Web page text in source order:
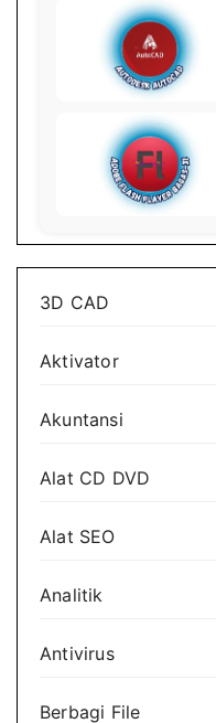
3D CAD
Aktivator
Akuntansi
Alat CD DVD
Alat SEO
Analitik
Antivirus
Berbagi File